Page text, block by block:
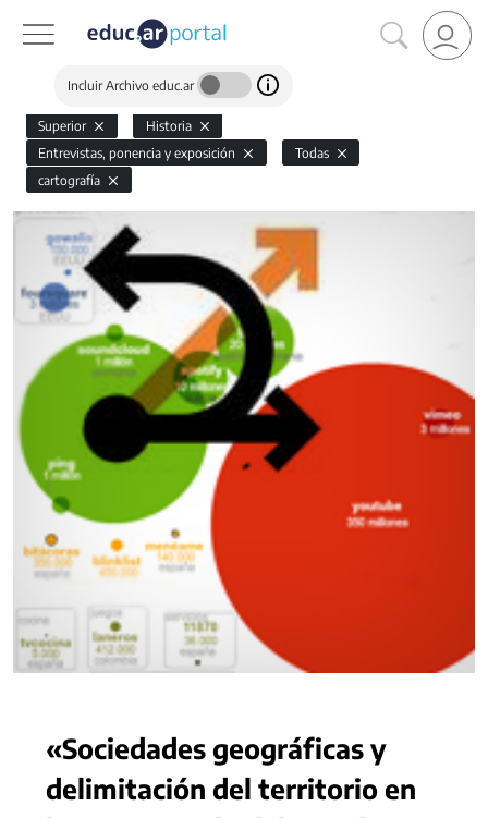
Incluir Archivo educ.ar
Superior
Historia
Entrevistas, ponencia y exposición
Todas
cartografía
«Sociedades geográficas y
delimitación del territorio en